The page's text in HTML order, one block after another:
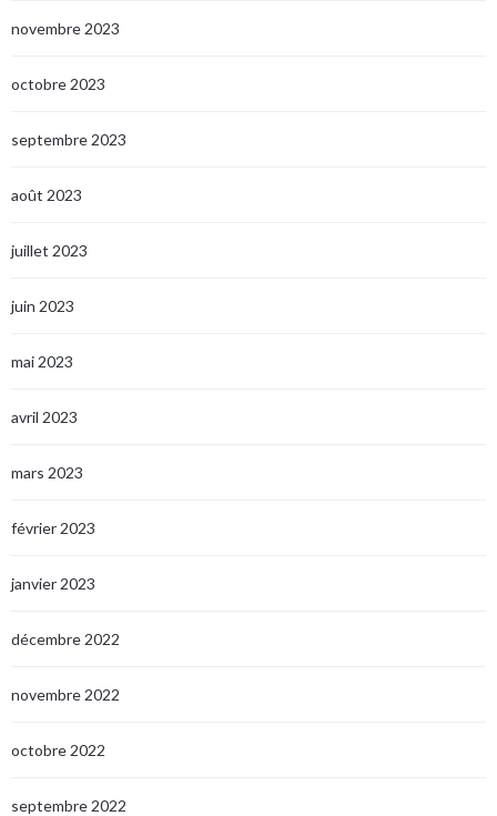
novembre 2023
octobre 2023
septembre 2023
août 2023
juillet 2023
juin 2023
mai 2023
avril 2023
mars 2023
février 2023
janvier 2023
décembre 2022
novembre 2022
octobre 2022
septembre 2022